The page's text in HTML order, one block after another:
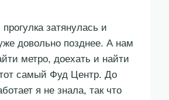
затянулась и
довольно позднее. А нам
метро, доехать и найти
самый Фуд Центр. До
я не знала, так что